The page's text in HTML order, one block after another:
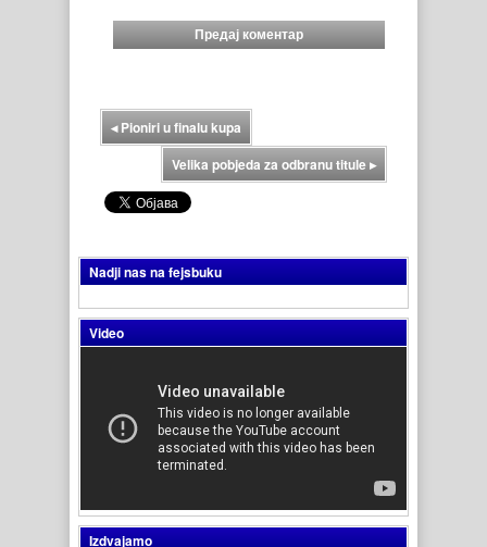
◂Pioniri u finalu kupa
Velika pobjeda za odbranu titule▸
Nadji nas na fejsbuku
Video
Izdvajamo